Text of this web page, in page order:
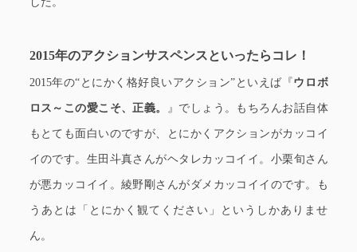
2015年のアクションサスペンスといったらコレ！
2015年の“とにかく格好良いアクション”といえば『 ウロボ
ロス～この愛こそ、正義。 』でしょう。もちろんお話自体
もとても面白いのですが、とにかくアクションがカッコイ
イのです。生田斗真さんがヘタレカッコイイ。小栗旬さん
が悪カッコイイ。綾野剛さんがダメカッコイイのです。も
うあとは「とにかく観てください」というしかありませ
ん。